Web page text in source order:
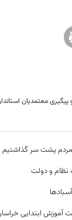
مردم پشت سر گذاشتیم
نظام و دولت
جنوبی/ ۴۶۰۰ دانش‌آموز زیر